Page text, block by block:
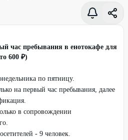
час пребывания в енотокафе для
600 ₽)
по пятницу.
на первый час пребывания, далее
в сопровождении
- 9 человек.